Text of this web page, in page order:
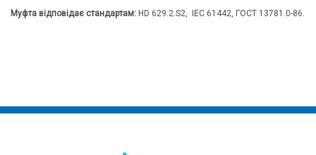
Муфта відповідає стандартам: HD 629.2.S2, IEC 61442, ГОСТ 13781.0-86.